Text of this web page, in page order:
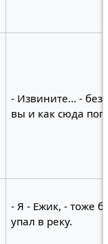
- Извините... -
вы и как сюда
- Я - Ежик, - тоже
упал в реку.